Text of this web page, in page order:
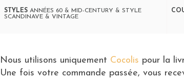
STYLES ANNÉES 60 & MID-CENTURY & STYLE
SCANDINAVE & VINTAGE
Nous utilisons uniquement Cocolis pour la
Une fois votre commande passée, vous